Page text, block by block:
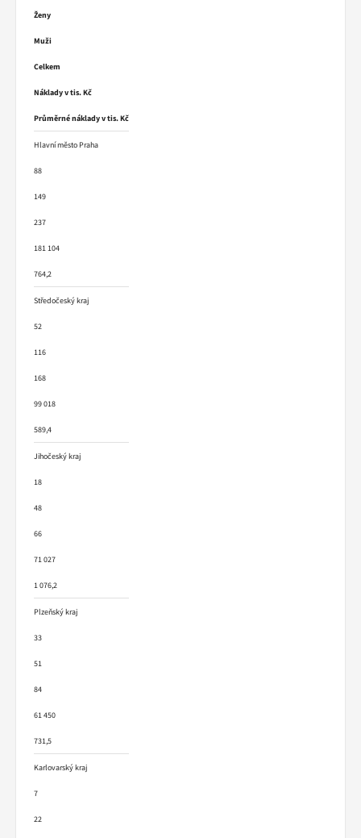
Ženy
Muži
Celkem
Náklady v tis. Kč
Průměrné náklady v tis. Kč
Hlavní město Praha
88
149
237
181 104
764,2
Středočeský kraj
52
116
168
99 018
589,4
Jihočeský kraj
18
48
66
71 027
1 076,2
Plzeňský kraj
33
51
84
61 450
731,5
Karlovarský kraj
7
22